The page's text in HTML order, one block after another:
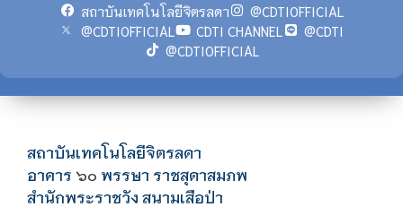
สถาบันเทคโนโลยีจิตรลดา
@CDTIOFFICIAL
@CDTIOFFICIAL
CDTI CHANNEL
@CDTI
@CDTIOFFICIAL
สถาบันเทคโนโลยีจิตรลดา
อาคาร ๖๐ พรรษา ราชสุดาสมภพ
สำนักพระราชวัง สนามเสือป่า